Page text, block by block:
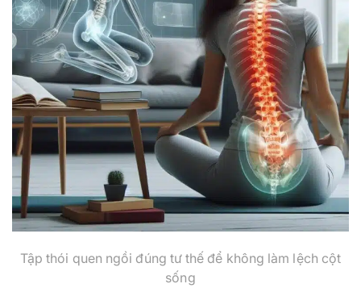
Tập thói quen ngồi đúng tư thế để không làm lệch cột
sống